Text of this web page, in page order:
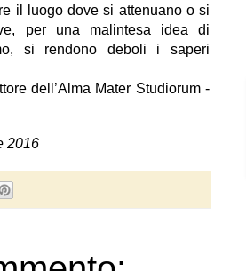
il luogo dove si attenuano o si
per una malintesa idea di
si rendono deboli i saperi
dell’Alma Mater Studiorum -
2016